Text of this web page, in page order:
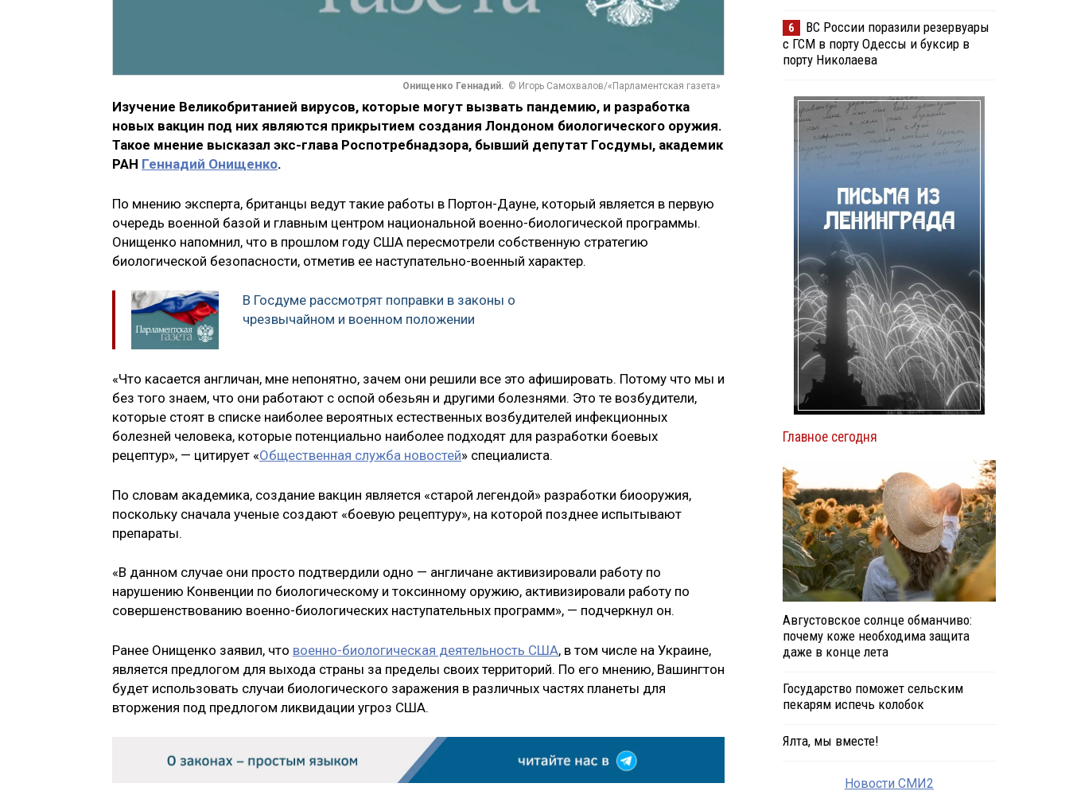
Онищенко Геннадий. © Игорь Самохвалов/«Парламентская газета»
Изучение Великобританией вирусов, которые могут вызвать пандемию, и разработка
новых вакцин под них являются прикрытием создания Лондоном биологического оружия.
Такое мнение высказал экс-глава Роспотребнадзора, бывший депутат Госдумы, академик
РАН Геннадий Онищенко.
По мнению эксперта, британцы ведут такие работы в Портон-Дауне, который является в первую
очередь военной базой и главным центром национальной военно-биологической программы.
Онищенко напомнил, что в прошлом году США пересмотрели собственную стратегию
биологической безопасности, отметив ее наступательно-военный характер.
В Госдуме рассмотрят поправки в законы о
чрезвычайном и военном положении
«Что касается англичан, мне непонятно, зачем они решили все это афишировать. Потому что мы и
без того знаем, что они работают с оспой обезьян и другими болезнями. Это те возбудители,
которые стоят в списке наиболее вероятных естественных возбудителей инфекционных
болезней человека, которые потенциально наиболее подходят для разработки боевых
рецептур», — цитирует «Общественная служба новостей» специалиста.
По словам академика, создание вакцин является «старой легендой» разработки биооружия,
поскольку сначала ученые создают «боевую рецептуру», на которой позднее испытывают
препараты.
«В данном случае они просто подтвердили одно — англичане активизировали работу по
нарушению Конвенции по биологическому и токсинному оружию, активизировали работу по
совершенствованию военно-биологических наступательных программ», — подчеркнул он.
Ранее Онищенко заявил, что военно-биологическая деятельность США, в том числе на Украине,
является предлогом для выхода страны за пределы своих территорий. По его мнению, Вашингтон
будет использовать случаи биологического заражения в различных частях планеты для
вторжения под предлогом ликвидации угроз США.
6
ВС России поразили резервуары
с ГСМ в порту Одессы и буксир в
порту Николаева
Главное сегодня
Августовское солнце обманчиво:
почему коже необходима защита
даже в конце лета
Государство поможет сельским
пекарям испечь колобок
Ялта, мы вместе!
Новости СМИ2